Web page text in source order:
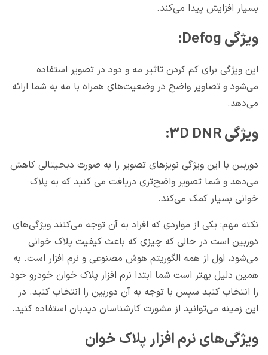
بسیار افزایش پیدا می‌کند.
ویژگی Defog:
این ویژگی برای کم کردن تاثیر مه و دود در تصویر استفاده
می‌شود و تصاویر واضح در وضعیت‌های همراه با مه به شما ارائه
می‌دهد.
ویژگی 3D DNR:
دوربین با این ویژگی نویزهای تصویر را به صورت دیجیتالی کاهش
می‌دهد و شما تصویر واضح‌تری دریافت می کنید که به پلاک
خوانی بسیار کمک می‌کند.
نکته مهم: یکی از مواردی که افراد به آن توجه می‌کنند ویژگی‌های
دوربین است در حالی که چیزی که باعث کیفیت پلاک خوانی
می‌شود، اول از همه الگوریتم هوش مصنوعی و نرم افزار است. به
همین دلیل بهتر است شما ابتدا نرم افزار پلاک خوان خودرو خود
را انتخاب کنید سپس با توجه به آن دوربین را انتخاب کنید. در
این زمینه می‌توانید از مشورت کارشناسان دیدبان استفاده کنید.
ویژگی‌های نرم افزار پلاک خوان